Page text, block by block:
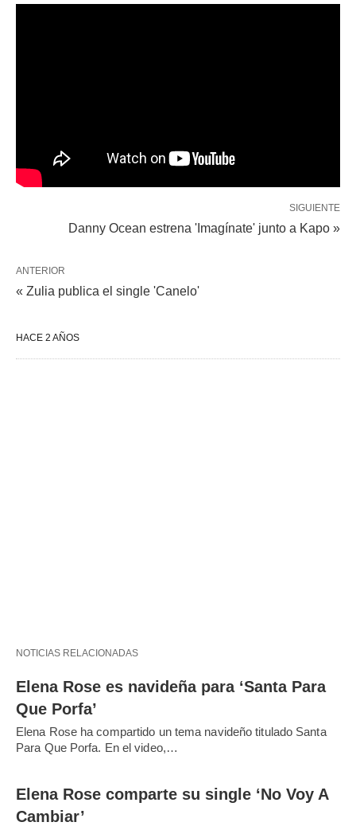
SIGUIENTE
Danny Ocean estrena 'Imagínate' junto a Kapo »
ANTERIOR
« Zulia publica el single 'Canelo'
HACE 2 AÑOS
NOTICIAS RELACIONADAS
Elena Rose es navideña para ‘Santa Para
Que Porfa’
Elena Rose ha compartido un tema navideño titulado Santa
Para Que Porfa. En el video,…
Elena Rose comparte su single ‘No Voy A
Cambiar’